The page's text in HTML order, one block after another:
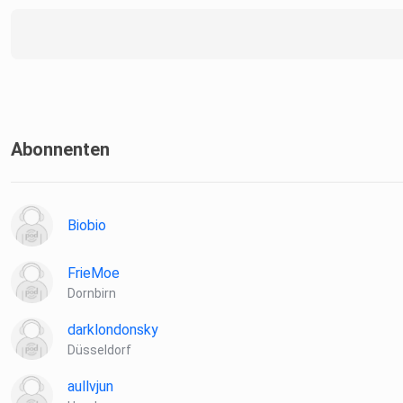
Abonnenten
Biobio
FrieMoe
Dornbirn
darklondonsky
Düsseldorf
aullvjun